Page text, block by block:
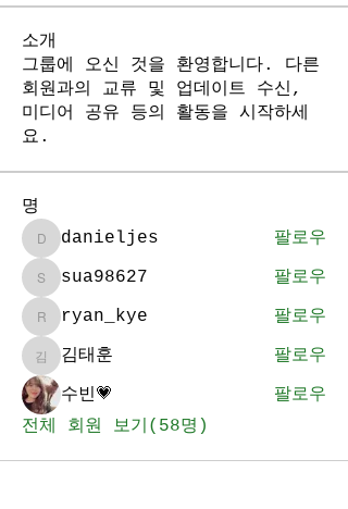
소개
그룹에 오신 것을 환영합니다. 다른
회원과의 교류 및 업데이트 수신,
미디어 공유 등의 활동을 시작하세
요.
명
danieljes
danieljes 팔로우
sua98627
sua98627 팔로우
ryan_kye
ryan_kye 팔로우
김태훈김태훈
팔로우
수빈💗
팔로우
전체 회원 보기(58명)